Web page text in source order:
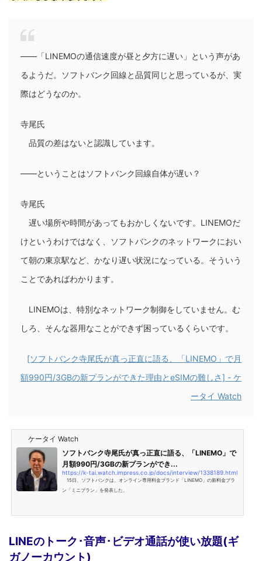
―― 「LINEMOの通信速度が昼と夕方に遅い」という声があ
るようだ。ソフトバンク回線と品質同じと思っているが、実
際はどうなのか。
寺尾氏
品質の差はないと認識しています。
――ということはソフトバンク回線自体が遅い？
寺尾氏
遅い場所や時間があってもおかしくないです。LINEMOだ
けというわけではなく、ソフトバンクのネットワークにおい
て朝の東京駅など、かなり遅い状況になっている。そういう
ことであればわかります。
LINEMOは、特別なネットワーク制御をしていません。む
しろ、そんな器用なことができず困っているくらいです。
[ソフトバンク寺尾氏が真っ正直に語る、「LINEMO」で月
額990円/3GBの新プランができた理由とeSIMの難しさ] - ケ
ータイ Watch
ケータイ Watch
ソフトバンク寺尾氏が真っ正直に語る、「LINEMO」で
月額990円/3GBの新プランができ...
https://k-tai.watch.impress.co.jp/docs/interview/1338189.html
15日、ソフトバンクは、オンライン専用料金ブランド「LINEMO」の新料金プラ
ン「ミニプラン」を発表した。
LINEのトーク･音声･ビデオ通話が使い放題(ギ
ガノーカウント)